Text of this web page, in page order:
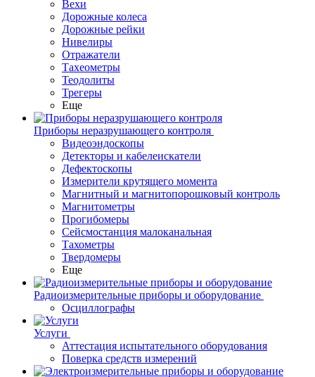
Вехи
Дорожные колеса
Дорожные рейки
Нивелиры
Отражатели
Тахеометры
Теодолиты
Трегеры
Еще
Приборы неразрушающего контроля
Видеоэндоскопы
Детекторы и кабелеискатели
Дефектоскопы
Измерители крутящего момента
Магнитный и магнитопорошковый контроль
Магнитометры
Прогибомеры
Сейсмостанция малоканальная
Тахометры
Твердомеры
Еще
Радиоизмерительные приборы и оборудование
Осциллографы
Услуги
Аттестация испытательного оборудования
Поверка средств измерений